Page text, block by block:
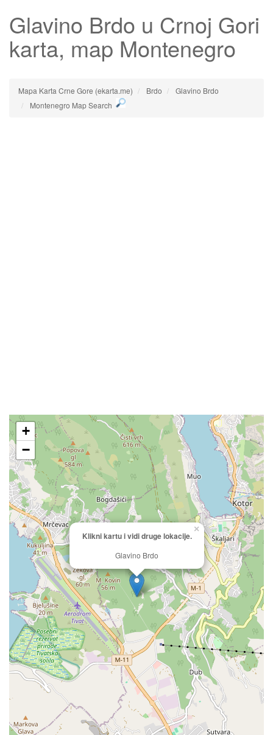
Glavino Brdo u Crnoj Gori
karta, map Montenegro
Mapa Karta Crne Gore (ekarta.me) Brdo
Glavino Brdo
Montenegro Map Search
Klikni kartu i vidi druge lokacije.
Glavino Brdo
×
+
−